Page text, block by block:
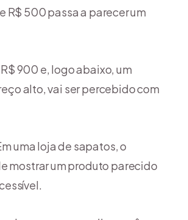
R$ 500 passa a parecer um
900 e, logo abaixo, um
alto, vai ser percebido com
uma loja de sapatos, o
mostrar um produto parecido